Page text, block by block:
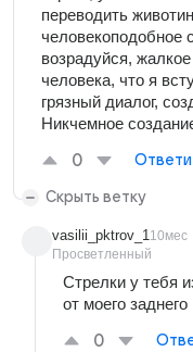
переводить
человекоподобное
возрадуйся,
человека, что я
грязный диалог,
Никчемное
0
Скрыть ветку
vasilii_pktrov_1
Просветленный
10мес
Стрелки у тебя
от моего
0